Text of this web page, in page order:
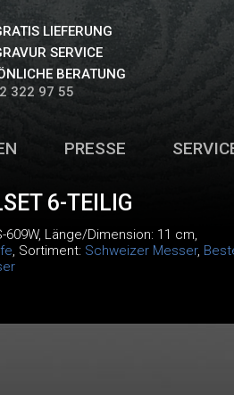
LIEFERUNG
SERVICE
BERATUNG
322 97 55
PRESSE
6-TEILIG
609W, Länge/Dimension: 11 cm,
, Sortiment: Schweizer Messer,